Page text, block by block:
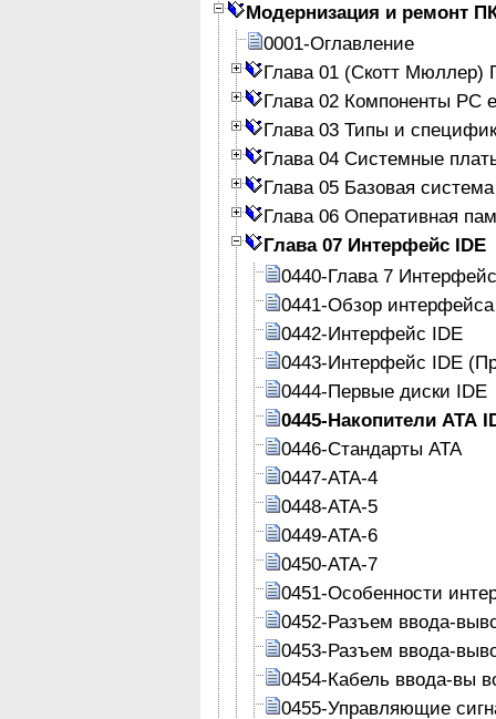
Модернизация и ремонт
0001-Оглавление
Глава 01 (Скотт Мюллер)
Глава 02 Компоненты PC
Глава 03 Типы и
Глава 04 Системные
Глава 05 Базовая
Глава 06 Оперативная
Глава 07 Интерфейс IDE
0440-Глава 7
0441-Обзор
0442-Интерфейс IDE
0443-Интерфейс IDE
0444-Первые диски IDE
0445-Накопители АТА
0446-Стандарты АТА
0447-ATA-4
0448-АТА-5
0449-АТА-6
0450-АТА-7
0451-Особенности
0452-Разъем ввода-
0453-Разъем ввода-
0454-Кабель ввода-вы
0455-Управляющие